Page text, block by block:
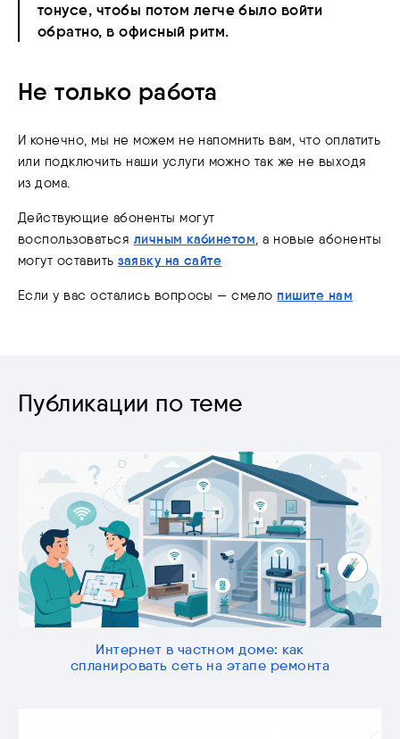
тонусе, чтобы потом легче было войти
обратно, в офисный ритм.
Не только работа
И конечно, мы не можем не напомнить вам, что оплатить
или подключить наши услуги можно так же не выходя
из дома.
Действующие абоненты могут
воспользоваться личным кабинетом, а новые абоненты
могут оставитьзаявку на сайте
Если у вас остались вопросы — смело пишите нам
Публикации по теме
Интернет в частном доме: как
спланировать сеть на этапе ремонта